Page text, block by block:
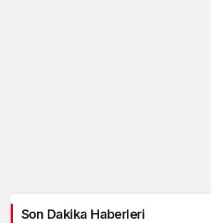
Son Dakika Haberleri